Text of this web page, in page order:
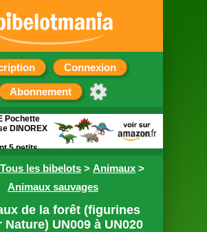
Connexion
Abonnement
Tous les bibelots > Animaux >
Animaux sauvages
de la forêt (figurines
Nature) UN009 à UN020
Pochette
DINOREX
5 petits